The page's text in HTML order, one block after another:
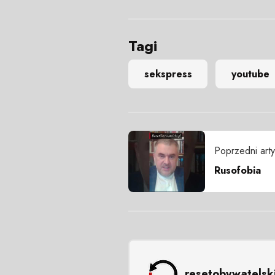
Tagi
sekspress youtube
Poprzedni
Rusofobia